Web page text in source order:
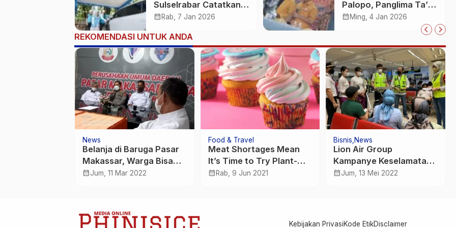
Sulselrabar Catatkan
Kenaikan Tiga Kali
calendar_month Rab, 7 Jan 2026
Palopo, Panglima Ta’ :
Jabatan adalah
jawabkan!
calendar_month Ming, 4 Jan 2026
REKOMENDASI UNTUK ANDA
News
Belanja di Baruga Pasar
Makassar, Warga Bisa
Tawar Menawar Lewat
calendar_monthJum, 11 Mar 2022
Food & Travel
Meat Shortages Mean
It’s Time to Try Plant-
Based Protein
calendar_month Rab, 9 Jun 2021
Bisnis News
Lion Air Group
Kampanye Keselamatan
dan Keamanan
calendar_monthJum, 13 Mei 2022
Kebijakan PrivasiKode EtikDisclaimer